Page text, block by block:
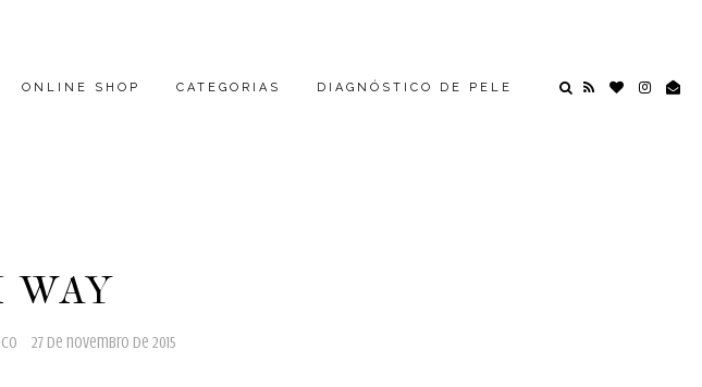
ONLINE SHOP CATEGORIAS DIAGNÓSTICO DE PELE
WAY
27 de novembro de 2015